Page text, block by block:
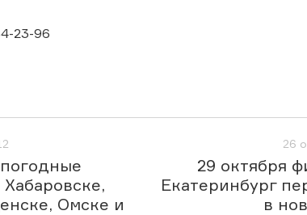
23-96
Омске и
26
29 октября
Екатеринбург
в